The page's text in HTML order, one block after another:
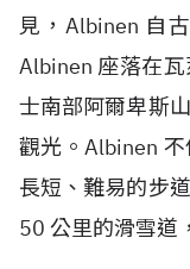
見，Albinen 自
Albinen 座落在
士南部阿爾卑斯
觀光。Albinen
長短、難易的步
50 公里的滑雪道